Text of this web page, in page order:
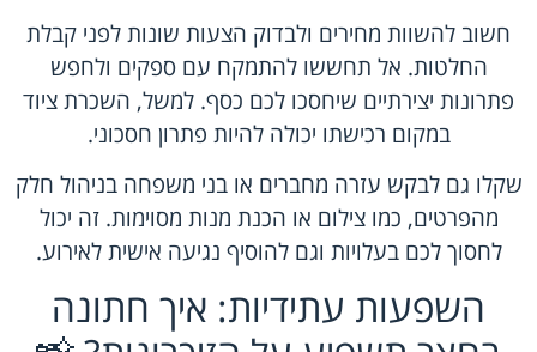
חשוב להשוות מחירים ולבדוק הצעות שונות לפני קבלת
החלטות. אל תחששו להתמקח עם ספקים ולחפש
פתרונות יצירתיים שיחסכו לכם כסף. למשל, השכרת ציוד
במקום רכישתו יכולה להיות פתרון חסכוני.
שקלו גם לבקש עזרה מחברים או בני משפחה בניהול חלק
מהפרטים, כמו צילום או הכנת מנות מסוימות. זה יכול
לחסוך לכם בעלויות וגם להוסיף נגיעה אישית לאירוע.
השפעות עתידיות: איך חתונה